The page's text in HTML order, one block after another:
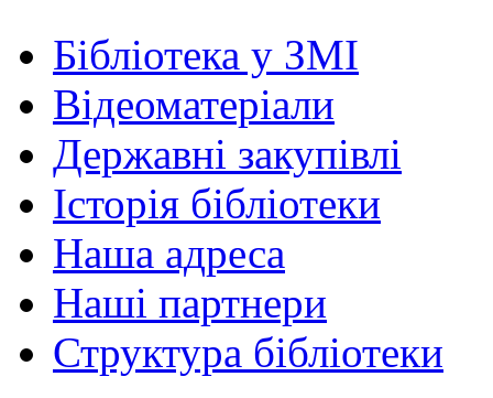
Бібліотека у ЗМІ
Відеоматеріали
Державні закупівлі
Історія бібліотеки
Наша адреса
Наші партнери
Структура бібліотеки